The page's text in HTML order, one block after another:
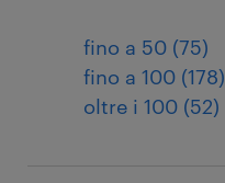
fino a 50 (75)
fino a 100 (178)
oltre i 100 (52)